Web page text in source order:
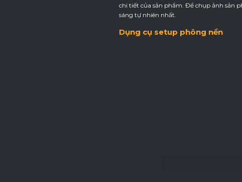
chi tiết của sản phẩm. Để chụp ảnh sản
sáng tự nhiên nhất.
Dụng cụ setup phông nền